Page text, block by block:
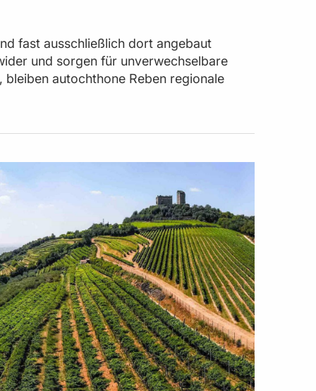
fast ausschließlich dort angebaut
und sorgen für unverwechselbare
autochthone Reben regionale